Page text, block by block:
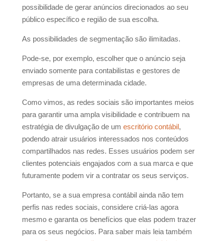
possibilidade de gerar anúncios direcionados ao seu
público específico e região de sua escolha.
As possibilidades de segmentação são ilimitadas.
Pode-se, por exemplo, escolher que o anúncio seja
enviado somente para contabilistas e gestores de
empresas de uma determinada cidade.
Como vimos, as redes sociais são importantes meios
para garantir uma ampla visibilidade e contribuem na
estratégia de divulgação de um escritório contábil,
podendo atrair usuários interessados nos conteúdos
compartilhados nas redes. Esses usuários podem ser
clientes potenciais engajados com a sua marca e que
futuramente podem vir a contratar os seus serviços.
Portanto, se a sua empresa contábil ainda não tem
perfis nas redes sociais, considere criá-las agora
mesmo e garanta os benefícios que elas podem trazer
para os seus negócios. Para saber mais leia também